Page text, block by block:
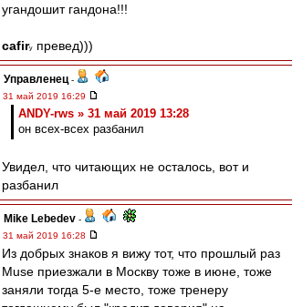
угандошит гандона!!!
cafirу превед)))
Управленец -
31 май 2019 16:29
ANDY-rws » 31 май 2019 13:28
он всех-всех разбанил
Увидел, что читающих не осталось, вот и
разбанил
Mike Lebedev -
31 май 2019 16:28
Из добрых знаков я вижу тот, что прошлый раз
Muse приезжали в Москву тоже в июне, тоже
заняли тогда 5-е место, тоже тренеру